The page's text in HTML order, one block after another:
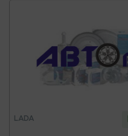
LADA